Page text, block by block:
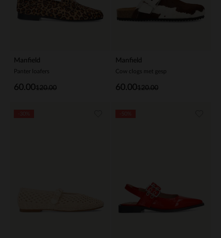
Manfield
Panter loafers
120.00
60.00
Manfield
Cow clogs met gesp
120.00
60.00